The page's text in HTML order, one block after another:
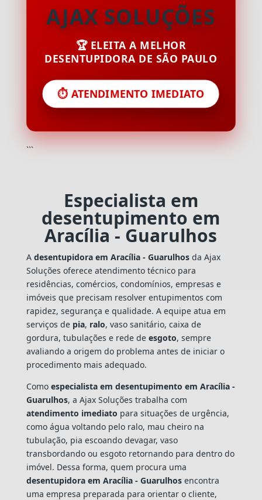
AJAX SOLUÇÕES
🏆 ELEITA A MELHOR
DESENTUPIDORA DE SÃO PAULO
⏱️ ATENDIMENTO IMEDIATO
```
Especialista em
desentupimento em
Aracília - Guarulhos
A desentupidora em Aracília - Guarulhosda Ajax
Soluções oferece atendimento técnico para
residências, comércios, condomínios, empresas e
imóveis que precisam resolver entupimentos com
rapidez, segurança e qualidade. A equipe atua em
serviços de pia, ralo, vaso sanitário, caixa de
gordura, tubulações e rede de esgoto, sempre
avaliando a origem do problema antes de iniciar o
procedimento mais adequado.
Como especialista em desentupimento em Aracília -
Guarulhos, a Ajax Soluções trabalha com
atendimento imediato para situações de urgência,
como água voltando pelo ralo, mau cheiro na
tubulação, pia escoando devagar, vaso
transbordando ou esgoto retornando para dentro do
imóvel. Dessa forma, quem procura uma
desentupidora em Aracília - Guarulhosencontra
uma empresa preparada para orientar o cliente,